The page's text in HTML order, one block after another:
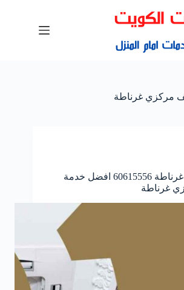
مركزي غرناطة
فني صيانة تكييف غرناطة 60615556 افضل خدمة
غرناطة